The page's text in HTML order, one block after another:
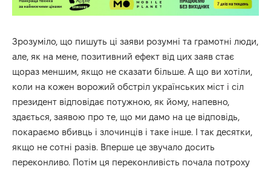
Зрозуміло, що пишуть ці заяви розумні та грамотні люди,
але, як на мене, позитивний ефект від цих заяв стає
щораз меншим, якщо не сказати більше. А що ви хотіли,
коли на кожен ворожий обстріл українських міст і сіл
президент відповідає потужною, як йому, напевно,
здається, заявою про те, що ми дамо на це відповідь,
покараємо вбивць і злочинців і таке інше. І так десятки,
якщо не сотні разів. Вперше це звучало досить
переконливо. Потім ця переконливість почала потроху